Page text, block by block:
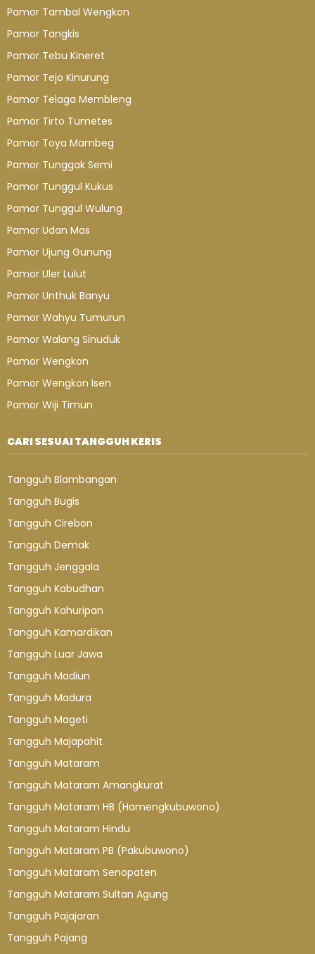
Pamor Tambal Wengkon
Pamor Tangkis
Pamor Tebu Kineret
Pamor Tejo Kinurung
Pamor Telaga Membleng
Pamor Tirto Tumetes
Pamor Toya Mambeg
Pamor Tunggak Semi
Pamor Tunggul Kukus
Pamor Tunggul Wulung
Pamor Udan Mas
Pamor Ujung Gunung
Pamor Uler Lulut
Pamor Unthuk Banyu
Pamor Wahyu Tumurun
Pamor Walang Sinuduk
Pamor Wengkon
Pamor Wengkon Isen
Pamor Wiji Timun
CARI SESUAI TANGGUH KERIS
Tangguh Blambangan
Tangguh Bugis
Tangguh Cirebon
Tangguh Demak
Tangguh Jenggala
Tangguh Kabudhan
Tangguh Kahuripan
Tangguh Kamardikan
Tangguh Luar Jawa
Tangguh Madiun
Tangguh Madura
Tangguh Mageti
Tangguh Majapahit
Tangguh Mataram
Tangguh Mataram Amangkurat
Tangguh Mataram HB (Hamengkubuwono)
Tangguh Mataram Hindu
Tangguh Mataram PB (Pakubuwono)
Tangguh Mataram Senopaten
Tangguh Mataram Sultan Agung
Tangguh Pajajaran
Tangguh Pajang